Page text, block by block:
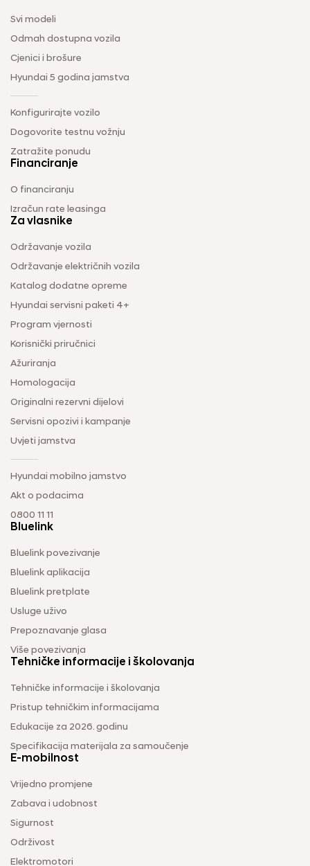
Svi modeli
Odmah dostupna vozila
Cjenici i brošure
Hyundai 5 godina jamstva
Konfigurirajte vozilo
Dogovorite testnu vožnju
Zatražite ponudu
Financiranje
O financiranju
Izračun rate leasinga
Za vlasnike
Održavanje vozila
Održavanje električnih vozila
Katalog dodatne opreme
Hyundai servisni paketi 4+
Program vjernosti
Korisnički priručnici
Ažuriranja
Homologacija
Originalni rezervni dijelovi
Servisni opozivi i kampanje
Uvjeti jamstva
Hyundai mobilno jamstvo
Akt o podacima
0800 11 11
Bluelink
Bluelink povezivanje
Bluelink aplikacija
Bluelink pretplate
Usluge uživo
Prepoznavanje glasa
Više povezivanja
Tehničke informacije i školovanja
Tehničke informacije i školovanja
Pristup tehničkim informacijama
Edukacije za 2026. godinu
Specifikacija materijala za samoučenje
E-mobilnost
Vrijedno promjene
Zabava i udobnost
Sigurnost
Održivost
Elektromotori